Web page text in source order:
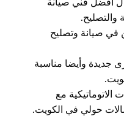
أفضل فني صيانة
والتصليح.
في صيانة وتصليح
جديدة وأيضا مناسبة
الاتوماتيكية مع
حولي في الكويت.